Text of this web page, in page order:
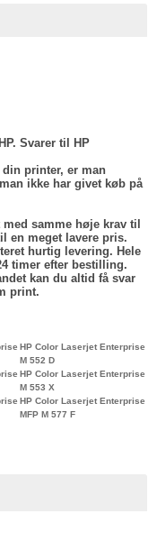
Svarer til HP
printer, er man
ikke har givet køb på
samme høje krav til
en meget lavere pris.
hurtig levering. Hele
timer efter bestilling.
kan du altid få svar
print.
HP Color Laserjet Enterprise
M 552 D
HP Color Laserjet Enterprise
M 553 X
HP Color Laserjet Enterprise
MFP M 577 F